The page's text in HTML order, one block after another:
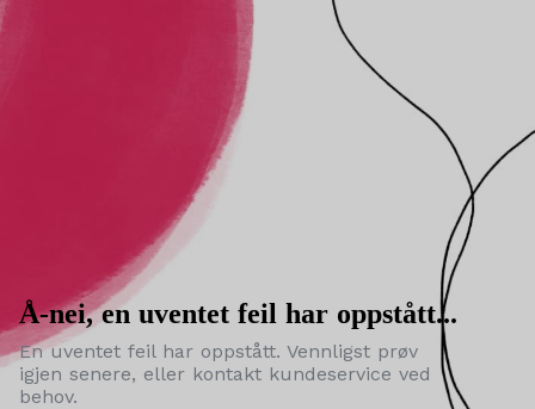
Å-nei, en uventet feil har oppstått...
En uventet feil har oppstått. Vennligst prøv
igjen senere, eller kontakt kundeservice ved
behov.